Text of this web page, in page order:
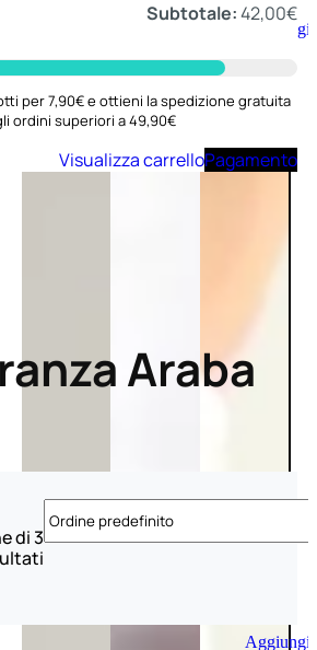
Aggiungi
Aggiungi
Subtotale:42,00€
per 7,90€ e ottieni la spedizione gratuita
ordini superiori a 49,90€
Visualizza carrelloPagamento
Araba
di 3